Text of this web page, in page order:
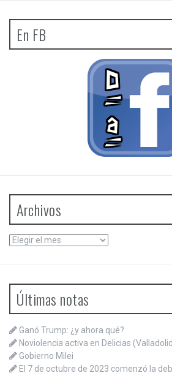
En FB
Archivos
Archivos
Últimas notas
Ganó Trump: ¿y ahora qué?
Noviolencia activa en Delicias
Gobierno Milei
El 7 de octubre de 2023 comenzó la